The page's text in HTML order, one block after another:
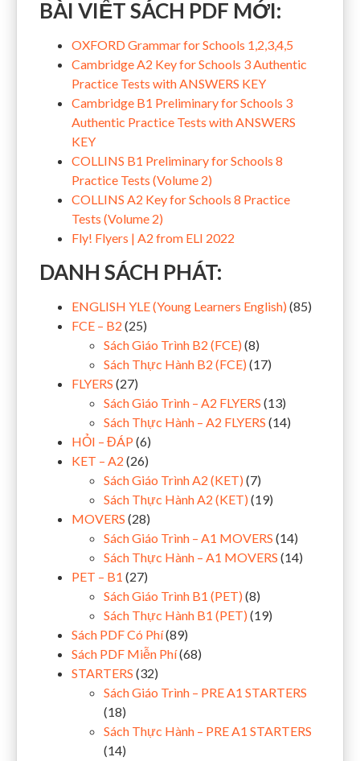
BÀI VIẾT SÁCH PDF MỚI:
OXFORD Grammar for Schools 1,2,3,4,5
Cambridge A2 Key for Schools 3 Authentic
Practice Tests with ANSWERS KEY
Cambridge B1 Preliminary for Schools 3
Authentic Practice Tests with ANSWERS
KEY
COLLINS B1 Preliminary for Schools 8
Practice Tests (Volume 2)
COLLINS A2 Key for Schools 8 Practice
Tests (Volume 2)
Fly! Flyers | A2 from ELI 2022
DANH SÁCH PHÁT:
ENGLISH YLE (Young Learners English) (85)
FCE – B2 (25)
Sách Giáo Trình B2 (FCE) (8)
Sách Thực Hành B2 (FCE) (17)
FLYERS (27)
Sách Giáo Trình – A2 FLYERS (13)
Sách Thực Hành – A2 FLYERS (14)
HỎI – ĐÁP (6)
KET – A2 (26)
Sách Giáo Trình A2 (KET) (7)
Sách Thực Hành A2 (KET) (19)
MOVERS (28)
Sách Giáo Trình – A1 MOVERS (14)
Sách Thực Hành – A1 MOVERS (14)
PET – B1 (27)
Sách Giáo Trình B1 (PET) (8)
Sách Thực Hành B1 (PET) (19)
Sách PDF Có Phí(89)
Sách PDF Miễn Phí(68)
STARTERS (32)
Sách Giáo Trình – PRE A1 STARTERS
(18)
Sách Thực Hành – PRE A1 STARTERS
(14)